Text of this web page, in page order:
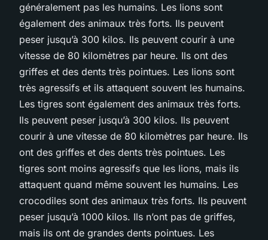
généralement pas les humains. Les lions sont
également des animaux très forts. Ils peuvent
peser jusqu’à 300 kilos. Ils peuvent courir à une
vitesse de 80 kilomètres par heure. Ils ont des
griffes et des dents très pointues. Les lions sont
très agressifs et ils attaquent souvent les humains.
Les tigres sont également des animaux très forts.
Ils peuvent peser jusqu’à 300 kilos. Ils peuvent
courir à une vitesse de 80 kilomètres par heure. Ils
ont des griffes et des dents très pointues. Les
tigres sont moins agressifs que les lions, mais ils
attaquent quand même souvent les humains. Les
crocodiles sont des animaux très forts. Ils peuvent
peser jusqu’à 1000 kilos. Ils n’ont pas de griffes,
mais ils ont de grandes dents pointues. Les